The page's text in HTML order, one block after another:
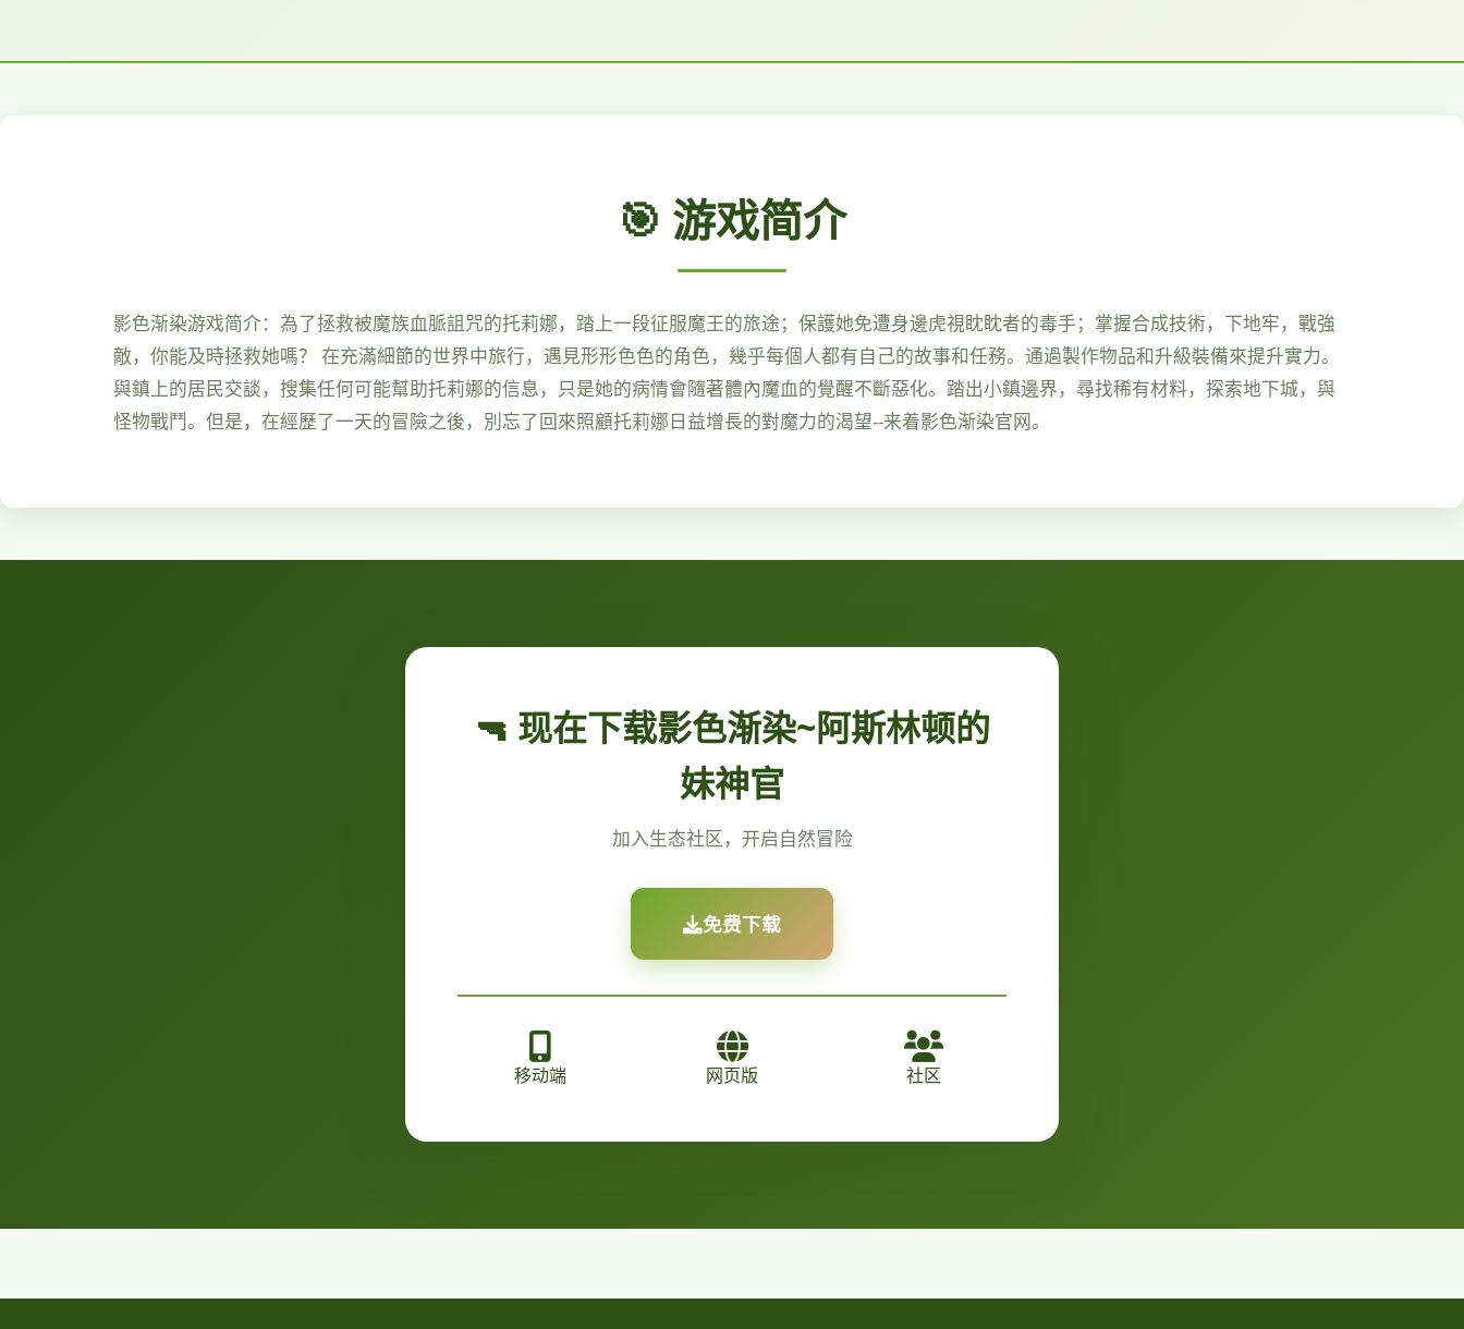
🎯 游戏简介
影色渐染游戏简介：為了拯救被魔族血脈詛咒的托莉娜，踏上一段征服魔王的旅途；保護她免遭身邊虎視眈眈者的毒手；掌握合成技術，下地牢，戰強
敵，你能及時拯救她嗎？ 在充滿細節的世界中旅行，遇見形形色色的角色，幾乎每個人都有自己的故事和任務。通過製作物品和升級裝備來提升實力。
與鎮上的居民交談，搜集任何可能幫助托莉娜的信息，只是她的病情會隨著體內魔血的覺醒不斷惡化。踏出小鎮邊界，尋找稀有材料，探索地下城，與
怪物戰鬥。但是，在經歷了一天的冒險之後，別忘了回來照顧托莉娜日益增長的對魔力的渴望--来着影色渐染官网。
🔫 现在下载影色渐染~阿斯林顿的
妹神官
加入生态社区，开启自然冒险
免费下载
移动端 网页版 社区